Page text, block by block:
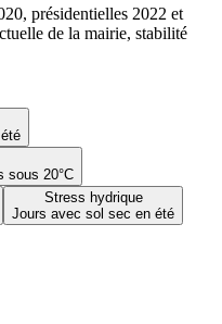
sous 20°C
Stress hydrique
Jours avec sol sec en été
présidentielles 2022 et
de la mairie, stabilité